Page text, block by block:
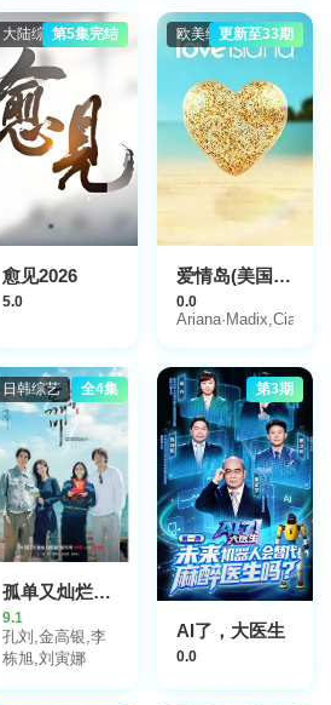
大陆综艺第5集完结
愈见2026
5.0
欧美综艺更新至33期
爱情岛(美国版)第八季
0.0
日韩综艺 全4集
孤单又灿烂的神：鬼怪十周年特辑
9.1
孔刘,金高银,李
栋旭,刘寅娜
第3期
AI了，大医生
0.0